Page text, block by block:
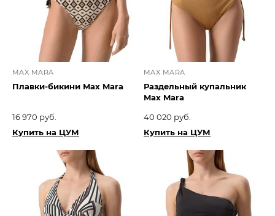
MAX MARA
Плавки-бикини Max Mara
16 970 руб.
Купить на ЦУМ
MAX MARA
Раздельный купальник
Max Mara
40 020 руб.
Купить на ЦУМ